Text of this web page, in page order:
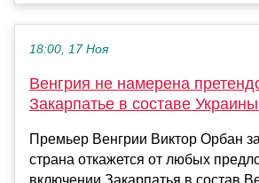
18:00, 17 Ноя
Венгрия не намерена
Закарпатье в составе
Премьер Венгрии Виктор Орбан
страна откажется от любых
включении Закарпатья в состав